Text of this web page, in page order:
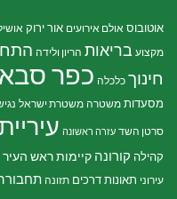
אוטובוס אולם אירועים אור ירוק
מקצוע בריאות הריון ולידה
חינוך כלכלה כפר סבא
מסעדות משטרה משטרת ישראל
סרטן השד עזרה ראשונה
קהילה קורונה קיימותראש העיר
עירוני תאונות דרכים תזונה